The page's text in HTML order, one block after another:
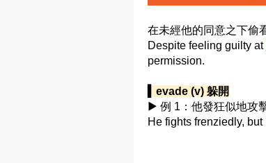
在未經他的同意之下偷
Despite feeling guilty at
permission.
▍evade (v) 躲開
▶ 例 1：他發狂似地攻
He fights frenziedly, but